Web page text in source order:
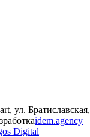
ул.
idem.agency
Digital